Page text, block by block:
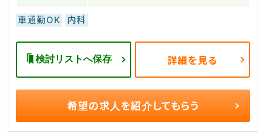
車通勤OK 内科
検討リストへ保存 詳細を見る
希望の求人を紹介してもらう